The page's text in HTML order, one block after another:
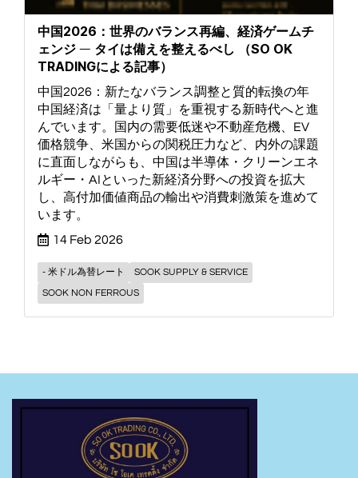
中国2026：世界のバランス再編、経済ゲームチ
ェンジ ― タイは備えを整えるべし （SO OK
TRADINGによる記事）
中国2026：新たなバランス調整と質的転換の年
中国経済は「量より質」を重視する新時代へと進
んでいます。国内の需要低迷や不動産危機、EV
価格競争、米国からの関税圧力など、内外の課題
に直面しながらも、中国は半導体・クリーンエネ
ルギー・AIといった新経済分野への投資を拡大
し、高付加価値商品の輸出や消費刺激策を進めて
います。
14 Feb 2026
- 米ドル為替レート
SOOK SUPPLY & SERVICE
SOOK NON FERROUS